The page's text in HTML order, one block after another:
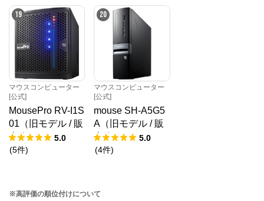
19
マウスコンピューター
[公式]
MousePro RV-I1S
01（旧モデル / 販
売終了）
5.0
(5件)
20
マウスコンピューター
[公式]
mouse SH-A5G5
A（旧モデル / 販
売終了）
5.0
(4件)
※高評価の順位付けについて